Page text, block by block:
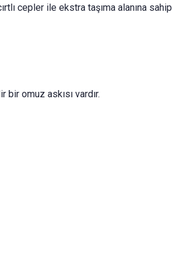
cepler ile ekstra taşıma alanına sahip
omuz askısı vardır.